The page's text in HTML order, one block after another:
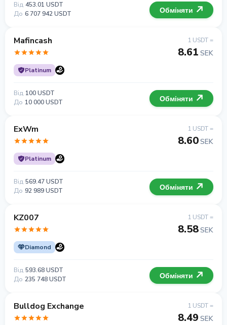
Від 453.01 USDT
До 6 707 942 USDT Обміняти
Mafincash
Platinum
1 USDT =
8.61 SEK
Від 100 USDT
До 10 000 USDT Обміняти
ExWm
Platinum
1 USDT =
8.60SEK
Від 569.47 USDT
До 92 989 USDT Обміняти
KZ007
Diamond
1 USDT =
8.58SEK
Від 593.68 USDT
До 235 748 USDT Обміняти
Bulldog Exchange 1 USDT =
8.49 SEK